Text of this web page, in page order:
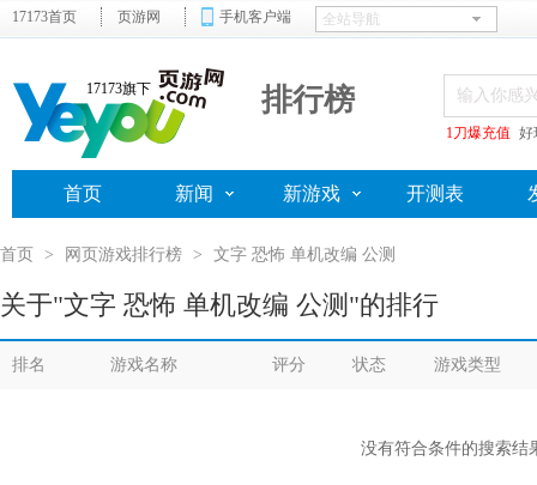
17173首页 页游网 手机客户端
17173旗下 排行榜
1刀爆充值 好
首页 新闻 新游戏 开测表
首页 > 网页游戏排行榜 > 文字 恐怖 单机改编 公测
关于"文字 恐怖 单机改编 公测"的排行
排名 游戏名称 评分 状态 游戏类型
没有符合条件的搜索结